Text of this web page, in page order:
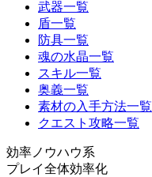
武器一覧
盾一覧
防具一覧
魂の水晶一覧
スキル一覧
奥義一覧
素材の入手方法一覧
クエスト攻略一覧
効率ノウハウ系
プレイ全体効率化